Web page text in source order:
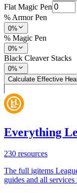
Flat Magic Pen
% Armor Pen
0%
% Magic Pen
0%
Black Cleaver Stacks
0%
Calculate Effective
Everything
230 resources
The full igitems
guides and all services